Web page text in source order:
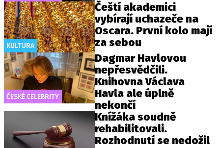
KULTURA
Čeští akademici
vybírají uchazeče na
Oscara. První kolo mají
za sebou
ČESKÉ CELEBRITY
Dagmar Havlovou
nepřesvědčili.
Knihovna Václava
Havla ale úplně
nekončí
Knížáka soudně
rehabilitovali.
Rozhodnutí se nedožil